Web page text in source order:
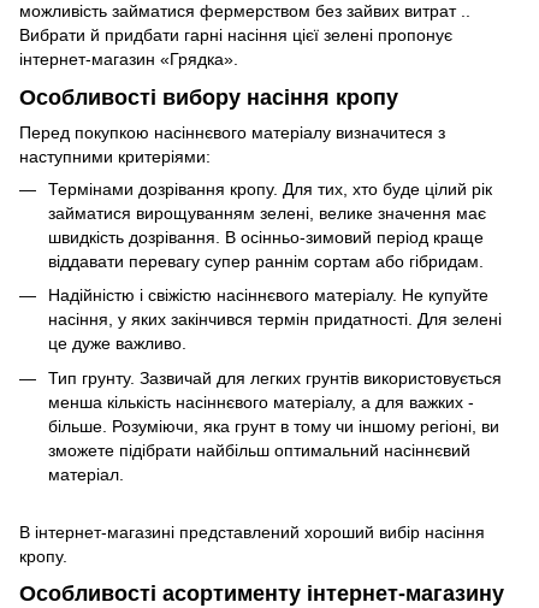
можливість займатися фермерством без зайвих витрат ..
Вибрати й придбати гарні насіння цієї зелені пропонує
інтернет-магазин «Грядка».
Особливості вибору насіння кропу
Перед покупкою насіннєвого матеріалу визначитеся з
наступними критеріями:
Термінами дозрівання кропу. Для тих, хто буде цілий рік
займатися вирощуванням зелені, велике значення має
швидкість дозрівання. В осінньо-зимовий період краще
віддавати перевагу супер раннім сортам або гібридам.
Надійністю і свіжістю насіннєвого матеріалу. Не купуйте
насіння, у яких закінчився термін придатності. Для зелені
це дуже важливо.
Тип грунту. Зазвичай для легких грунтів використовується
менша кількість насіннєвого матеріалу, а для важких -
більше. Розуміючи, яка грунт в тому чи іншому регіоні, ви
зможете підібрати найбільш оптимальний насіннєвий
матеріал.
В інтернет-магазині представлений хороший вибір насіння
кропу.
Особливості асортименту інтернет-магазину